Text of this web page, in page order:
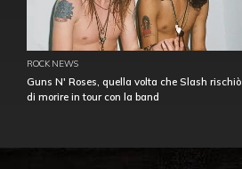
ROCK NEWS
Guns N' Roses, quella volta che Slash rischiò
di morire in tour con la band